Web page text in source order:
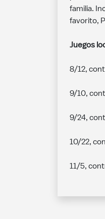
familia.
favorito,
Juegos
8/12,
9/10,
9/24,
10/22,
11/5,